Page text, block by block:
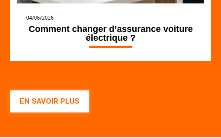
04/06/2026
Comment changer d’assurance voiture
électrique ?
EN SAVOIR PLUS